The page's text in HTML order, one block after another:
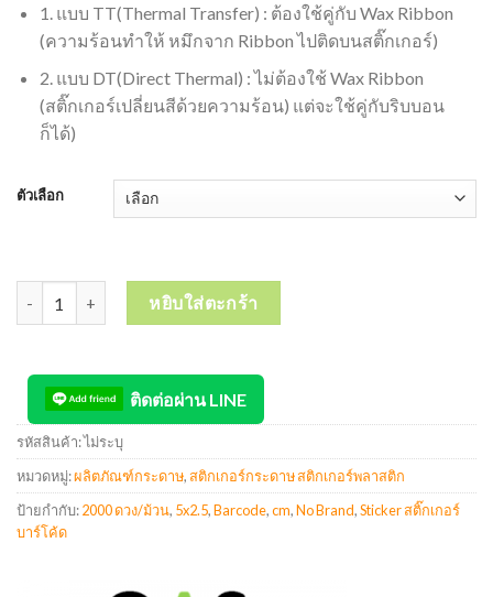
1. แบบ TT(Thermal Transfer) : ต้องใช้คู่กับ Wax Ribbon
(ความร้อนทำให้ หมึกจาก Ribbon ไปติดบนสติ๊กเกอร์)
2. แบบ DT(Direct Thermal) : ไม่ต้องใช้ Wax Ribbon
(สติ๊กเกอร์เปลี่ยนสีด้วยความร้อน) แต่จะใช้คู่กับริบบอน
ก็ได้)
ตัวเลือก
จำนวน Barcode Sticker สติ๊กเกอร์บาร์โค้ด 5x2.5 cm 2000 ดวง/ม้วน
หยิบใส่ตะกร้า
ติดต่อผ่าน LINE
รหัสสินค้า:ไม่ระบุ
หมวดหมู่:ผลิตภัณฑ์กระดาษ,สติกเกอร์กระดาษ สติกเกอร์พลาสติก
ป้ายกำกับ:2000 ดวง/ม้วน, 5x2.5,Barcode,cm,No Brand,Sticker สติ๊กเกอร์
บาร์โค้ด